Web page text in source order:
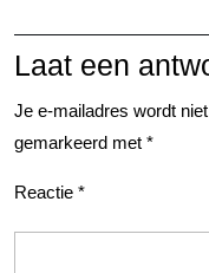
Laat een
Je e-mailadres wordt
gemarkeerd met *
Reactie *